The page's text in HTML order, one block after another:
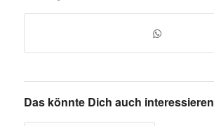
Das könnte Dich auch interessieren